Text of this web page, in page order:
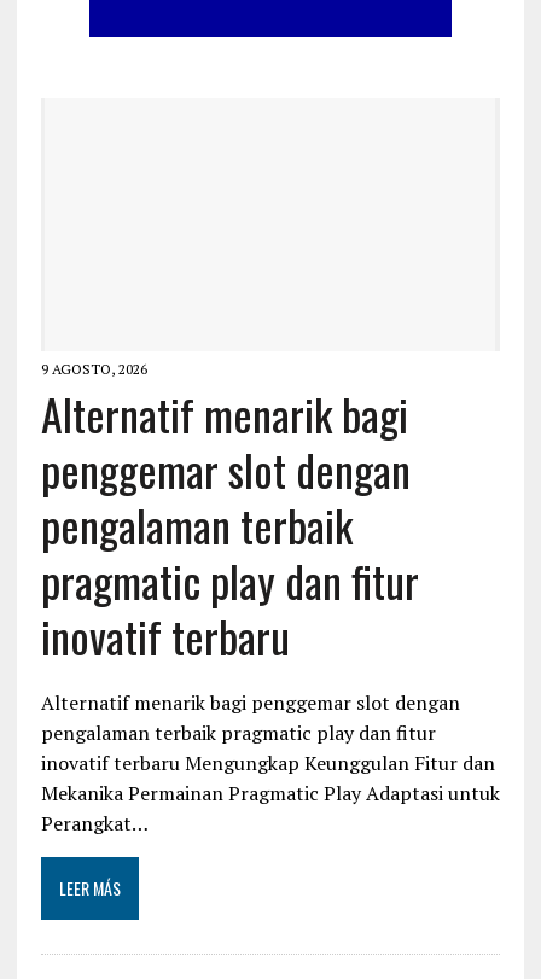
9 AGOSTO, 2026
Alternatif menarik bagi
penggemar slot dengan
pengalaman terbaik
pragmatic play dan fitur
inovatif terbaru
Alternatif menarik bagi penggemar slot dengan
pengalaman terbaik pragmatic play dan fitur
inovatif terbaru Mengungkap Keunggulan Fitur dan
Mekanika Permainan Pragmatic Play Adaptasi untuk
Perangkat…
LEER MÁS